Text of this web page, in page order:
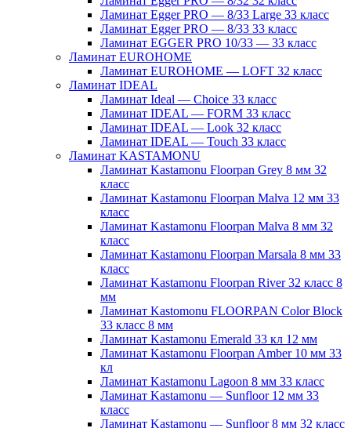
Ламинат Egger PRO — 8/33 Large 33 класс
Ламинат Egger PRO — 8/33 33 класс
Ламинат EGGER PRO 10/33 — 33 класс
Ламинат EUROHOME
Ламинат EUROHOME — LOFT 32 класс
Ламинат IDEAL
Ламинат Ideal — Choice 33 класс
Ламинат IDEAL — FORM 33 класс
Ламинат IDEAL — Look 32 класс
Ламинат IDEAL — Touch 33 класс
Ламинат KASTAMONU
Ламинат Kastamonu Floorpan Grey 8 мм 32
класс
Ламинат Kastamonu Floorpan Malva 12 мм 33
класс
Ламинат Kastamonu Floorpan Malva 8 мм 32
класс
Ламинат Kastamonu Floorpan Marsala 8 мм 33
класс
Ламинат Kastamonu Floorpan River 32 класс 8
мм
Ламинат Kastomonu FLOORPAN Color Block
33 класс 8 мм
Ламинат Kastamonu Emerald 33 кл 12 мм
Ламинат Kastamonu Floorpan Amber 10 мм 33
кл
Ламинат Kastamonu Lagoon 8 мм 33 класс
Ламинат Kastamonu — Sunfloor 12 мм 33
класс
Ламинат Kastamonu — Sunfloor 8 мм 32 класс